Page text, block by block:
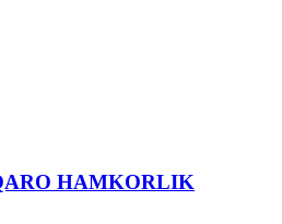
HAMKORLIK